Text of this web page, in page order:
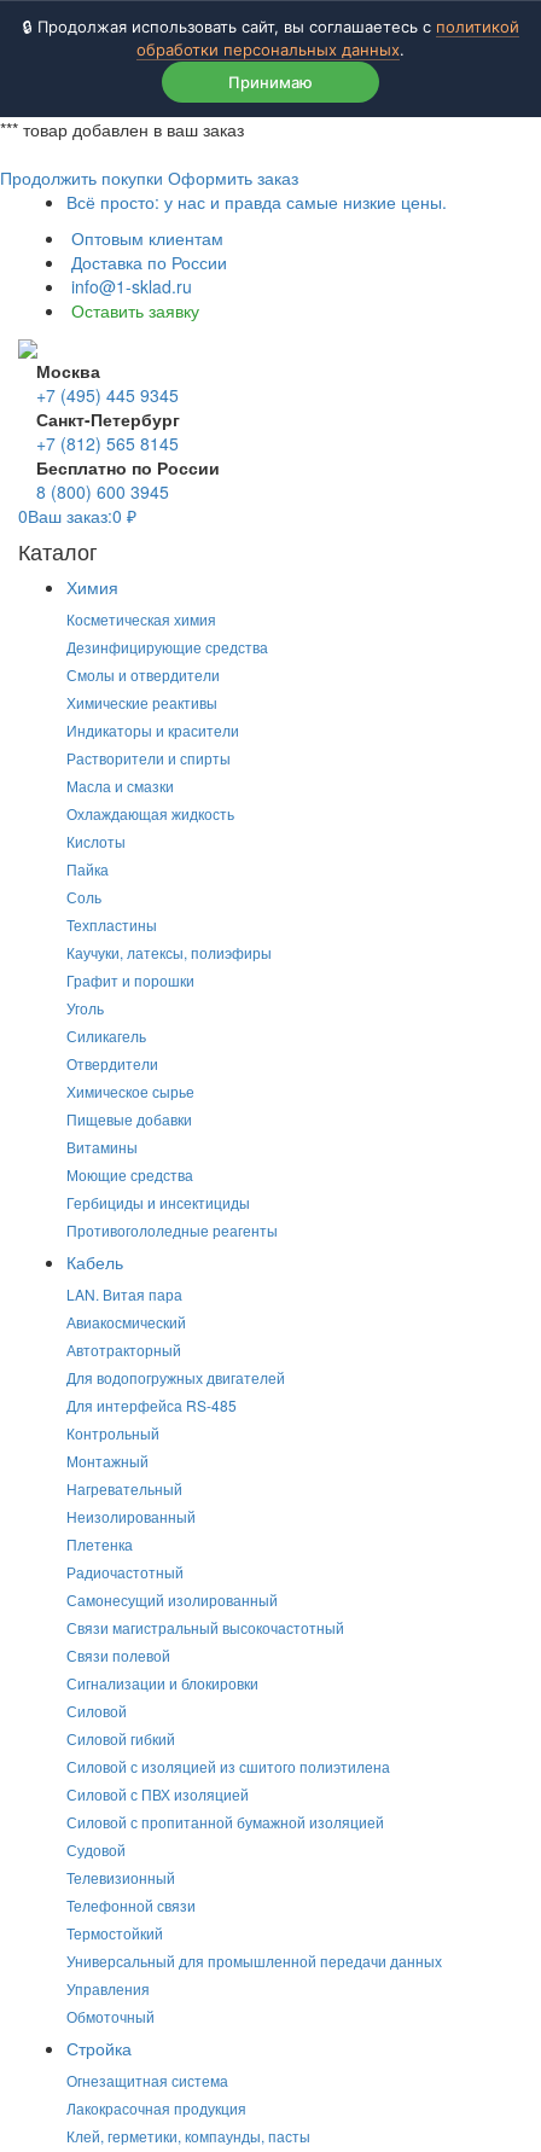
🔒 Продолжая использовать сайт, вы соглашаетесь с политикой
обработки персональных данных.
Принимаю
*** товар добавлен в ваш заказ
Продолжить покупки Оформить заказ
Всё просто: у нас и правда самые низкие цены.
Оптовым клиентам
Доставка по России
info@1-sklad.ru
Оставить заявку
Москва
+7 (495) 445 9345
Санкт-Петербург
+7 (812) 565 8145
Бесплатно по России
8 (800) 600 3945
0Ваш заказ:0 ₽
Каталог
Химия
Косметическая химия
Дезинфицирующие средства
Смолы и отвердители
Химические реактивы
Индикаторы и красители
Растворители и спирты
Масла и смазки
Охлаждающая жидкость
Кислоты
Пайка
Соль
Техпластины
Каучуки, латексы, полиэфиры
Графит и порошки
Уголь
Силикагель
Отвердители
Химическое сырье
Пищевые добавки
Витамины
Моющие средства
Гербициды и инсектициды
Противогололедные реагенты
Кабель
LAN. Витая пара
Авиакосмический
Автотракторный
Для водопогружных двигателей
Для интерфейса RS-485
Контрольный
Монтажный
Нагревательный
Неизолированный
Плетенка
Радиочастотный
Самонесущий изолированный
Связи магистральный высокочастотный
Связи полевой
Сигнализации и блокировки
Силовой
Силовой гибкий
Силовой с изоляцией из сшитого полиэтилена
Силовой с ПВХ изоляцией
Силовой с пропитанной бумажной изоляцией
Судовой
Телевизионный
Телефонной связи
Термостойкий
Универсальный для промышленной передачи данных
Управления
Обмоточный
Стройка
Огнезащитная система
Лакокрасочная продукция
Клей, герметики, компаунды, пасты